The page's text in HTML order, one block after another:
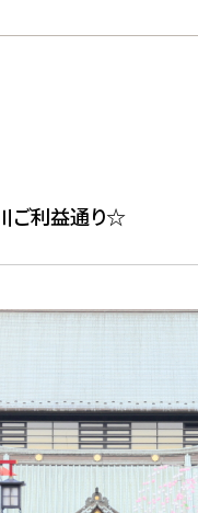
ご利益通り☆